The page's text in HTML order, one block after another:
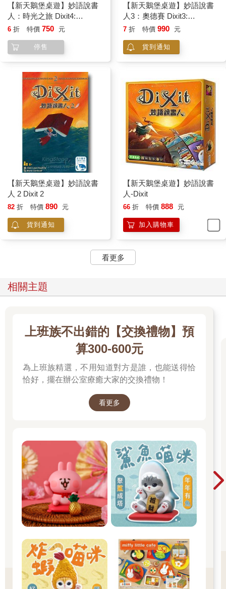
【新天鵝堡桌遊】妙語說書
人：時光之旅 Dixit4:
Journey
6 折 特價 750 元
停售
【新天鵝堡桌遊】妙語說書
人3：奧德賽 Dixit3:
Odyssey
7 折 特價 990 元
貨到通知
【新天鵝堡桌遊】妙語說書
人 2 Dixit 2
82 折 特價 890 元
貨到通知
【新天鵝堡桌遊】妙語說書
人-Dixit
66 折 特價 888 元
加入購物車
看更多
相關主題
上班族不出錯的【交換禮物】預
算300-600元
為上班族精選，不用知道對方是誰，也能送得恰
恰好，擺在辦公室療癒大家的交換禮物！
看更多